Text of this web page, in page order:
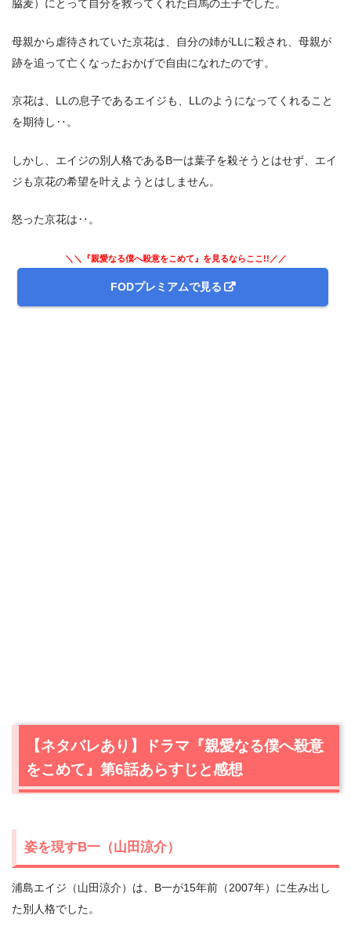
2.4雪村京花（門脇麦）を刺した犯人
3.ドラマ『親愛なる僕へ殺意をこめて』第6話まとめ
脇麦）にとって自分を救ってくれた白馬の王子でした。
母親から虐待されていた京花は、自分の姉がLLに殺され、母親が
跡を追って亡くなったおかげで自由になれたのです。
京花は、LLの息子であるエイジも、LLのようになってくれること
を期待し‥。
しかし、エイジの別人格であるB一は葉子を殺そうとはせず、エイ
ジも京花の希望を叶えようとはしません。
怒った京花は‥。
＼＼『親愛なる僕へ殺意をこめて』を見るならここ!!／／
FODプレミアムで見る
【ネタバレあり】ドラマ『親愛なる僕へ殺意
をこめて』第6話あらすじと感想
姿を現すB一（山田涼介）
浦島エイジ（山田涼介）は、B一が15年前（2007年）に生み出し
た別人格でした。